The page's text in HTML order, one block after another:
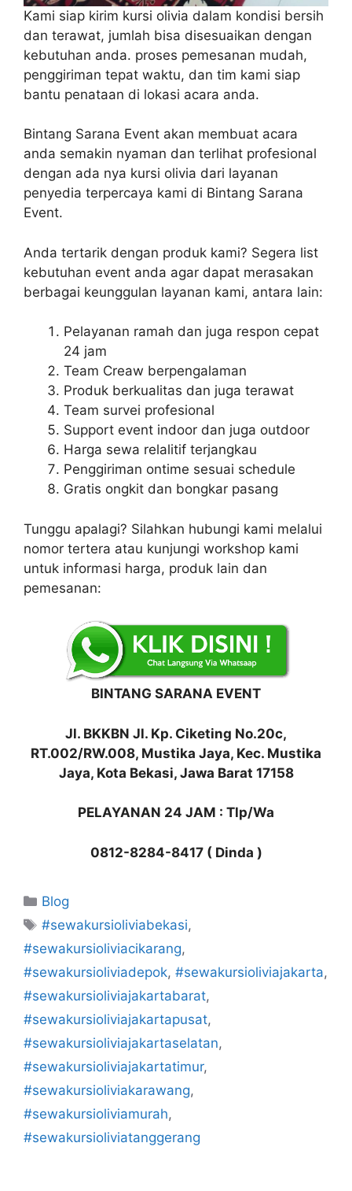
Kami siap kirim kursi olivia dalam kondisi bersih
dan terawat, jumlah bisa disesuaikan dengan
kebutuhan anda. proses pemesanan mudah,
penggiriman tepat waktu, dan tim kami siap
bantu penataan di lokasi acara anda.
Bintang Sarana Event akan membuat acara
anda semakin nyaman dan terlihat profesional
dengan ada nya kursi olivia dari layanan
penyedia terpercaya kami di Bintang Sarana
Event.
Anda tertarik dengan produk kami? Segera list
kebutuhan event anda agar dapat merasakan
berbagai keunggulan layanan kami, antara lain:
Pelayanan ramah dan juga respon cepat
24 jam
Team Creaw berpengalaman
Produk berkualitas dan juga terawat
Team survei profesional
Support event indoor dan juga outdoor
Harga sewa relalitif terjangkau
Penggiriman ontime sesuai schedule
Gratis ongkit dan bongkar pasang
Tunggu apalagi? Silahkan hubungi kami melalui
nomor tertera atau kunjungi workshop kami
untuk informasi harga, produk lain dan
pemesanan:
BINTANG SARANA EVENT
Jl. BKKBN Jl. Kp. Ciketing No.20c,
RT.002/RW.008, Mustika Jaya, Kec. Mustika
Jaya, Kota Bekasi, Jawa Barat 17158
PELAYANAN 24 JAM : Tlp/Wa
0812-8284-8417 ( Dinda )
Kategori
Blog
Tag
#sewakursioliviabekasi,
#sewakursioliviacikarang,
#sewakursioliviadepok, #sewakursioliviajakarta,
#sewakursioliviajakartabarat,
#sewakursioliviajakartapusat,
#sewakursioliviajakartaselatan,
#sewakursioliviajakartatimur,
#sewakursioliviakarawang,
#sewakursioliviamurah,
#sewakursioliviatanggerang